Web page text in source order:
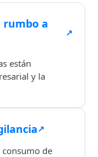
a
↗
están
y la
↗
consumo de